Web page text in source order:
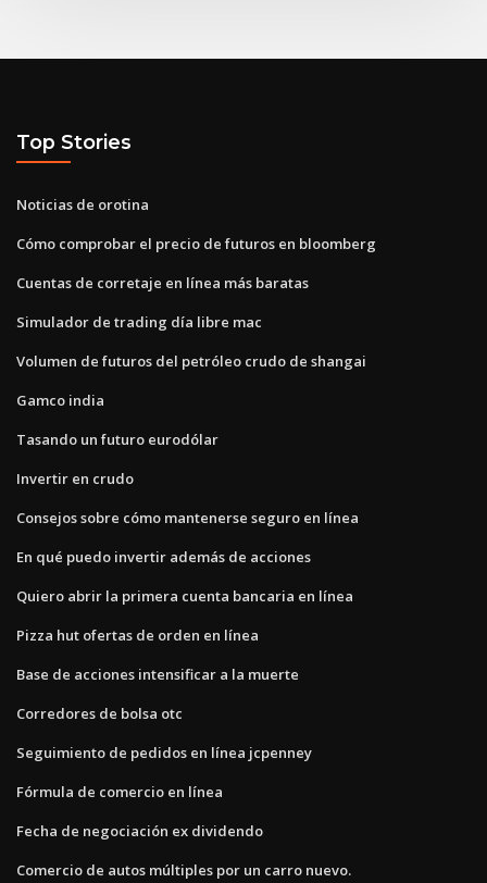
Top Stories
Noticias de orotina
Cómo comprobar el precio de futuros en bloomberg
Cuentas de corretaje en línea más baratas
Simulador de trading día libre mac
Volumen de futuros del petróleo crudo de shangai
Gamco india
Tasando un futuro eurodólar
Invertir en crudo
Consejos sobre cómo mantenerse seguro en línea
En qué puedo invertir además de acciones
Quiero abrir la primera cuenta bancaria en línea
Pizza hut ofertas de orden en línea
Base de acciones intensificar a la muerte
Corredores de bolsa otc
Seguimiento de pedidos en línea jcpenney
Fórmula de comercio en línea
Fecha de negociación ex dividendo
Comercio de autos múltiples por un carro nuevo.